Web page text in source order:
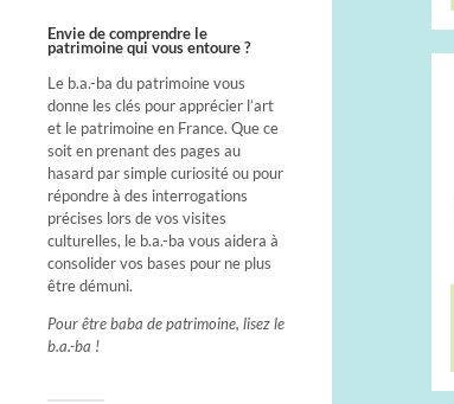
Envie de comprendre le
patrimoine qui vous entoure ?
Le b.a.-ba du patrimoine vous
donne les clés pour apprécier l’art
et le patrimoine en France. Que ce
soit en prenant des pages au
hasard par simple curiosité ou pour
répondre à des interrogations
précises lors de vos visites
culturelles, le b.a.-ba vous aidera à
consolider vos bases pour ne plus
être démuni.
Pour être baba de patrimoine, lisez le
b.a.-ba !